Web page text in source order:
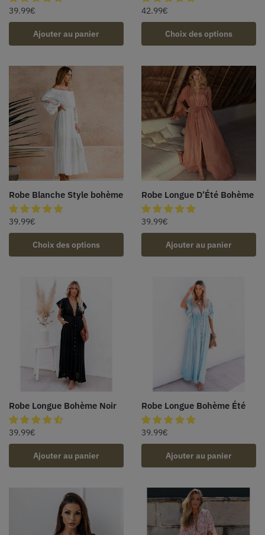
39.99€
Ajouter au panier
42.99€
Choix des options
Robe Blanche Style bohème
39.99€
Choix des options
Robe Longue D’Été Bohème
39.99€
Ajouter au panier
Robe Longue Bohème Noir
39.99€
Ajouter au panier
Robe Longue Bohème Été
39.99€
Ajouter au panier